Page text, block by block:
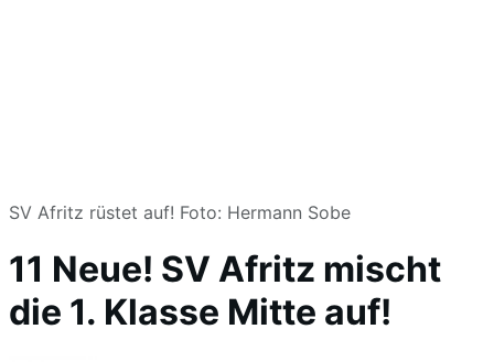
SV Afritz rüstet auf! Foto: Hermann Sobe
11 Neue! SV Afritz mischt
die 1. Klasse Mitte auf!